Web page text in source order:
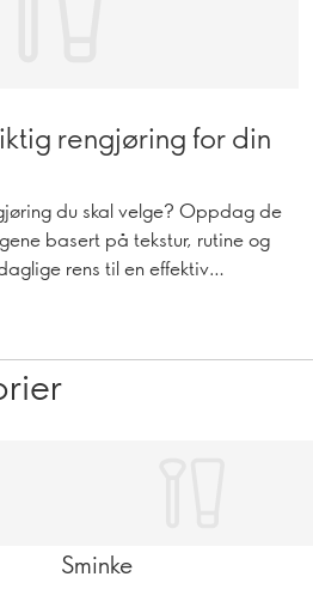
rengjøring for din
du skal velge? Oppdag de
basert på tekstur, rutine og
rens til en effektiv
Sminke